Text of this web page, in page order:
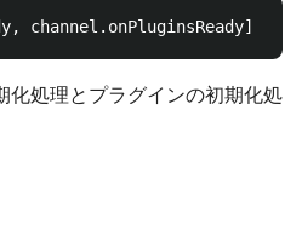
化処理とプラグインの初期化処